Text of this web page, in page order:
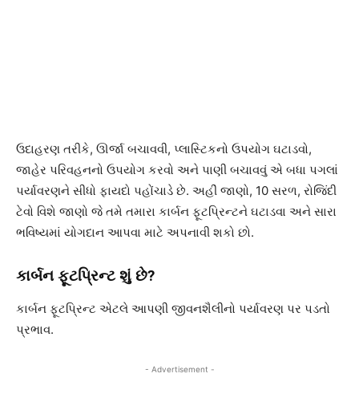
ઉદાહરણ તરીકે, ઊર્જા બચાવવી, પ્લાસ્ટિકનો ઉપયોગ ઘટાડવો,
જાહેર પરિવહનનો ઉપયોગ કરવો અને પાણી બચાવવું એ બધા પગલાં
પર્યાવરણને સીધો ફાયદો પહોંચાડે છે. અહીં જાણો, 10 સરળ, રોજિંદી
ટેવો વિશે જાણો જે તમે તમારા કાર્બન ફૂટપ્રિન્ટને ઘટાડવા અને સારા
ભવિષ્યમાં યોગદાન આપવા માટે અપનાવી શકો છો.
કાર્બન ફૂટપ્રિન્ટ શું છે?
કાર્બન ફૂટપ્રિન્ટ એટલે આપણી જીવનશૈલીનો પર્યાવરણ પર પડતો
પ્રભાવ.
- Advertisement -